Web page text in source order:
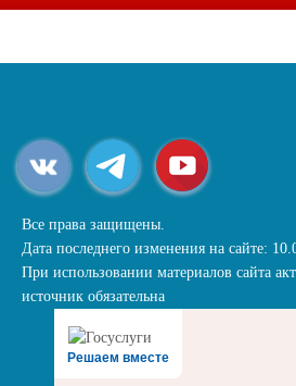
Все права защищены.
Дата последнего изменения на сайте:
При использовании материалов сайта
источник обязательна
Решаем вместе